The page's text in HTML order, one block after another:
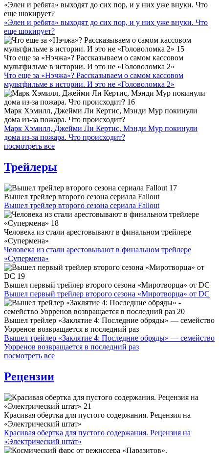
«Элен и ребята» выходят до сих пор, и у них уже внуки. Что
еще шокирует?
«Элен и ребята» выходят до сих пор, и у них уже внуки. Что
еще шокирует?
Что еще за «Нэчжа»? Рассказываем о самом кассовом
мультфильме в истории. И это не «Головоломка 2»
Что еще за «Нэчжа»? Рассказываем о самом кассовом
мультфильме в истории. И это не «Головоломка 2»
Марк Хэмилл, Джейми Ли Кертис, Мэнди Мур покинули
дома из-за пожара. Что происходит?
Марк Хэмилл, Джейми Ли Кертис, Мэнди Мур покинули
дома из-за пожара. Что происходит?
посмотреть все
Трейлеры
Вышел трейлер второго сезона сериала Fallout
Вышел трейлер второго сезона сериала Fallout
Человека из стали арестовывают в финальном трейлере
«Супермена»
Человека из стали арестовывают в финальном трейлере
«Супермена»
Вышел первый трейлер второго сезона «Миротворца» от DC
Вышел первый трейлер второго сезона «Миротворца» от DC
Вышел трейлер «Заклятие 4: Последние обряды» — семейство
Уорренов возвращается в последний раз
Вышел трейлер «Заклятие 4: Последние обряды» — семейство
Уорренов возвращается в последний раз
посмотреть все
Рецензии
Красивая обертка для пустого содержания. Рецензия на
«Электрический штат»
Красивая обертка для пустого содержания. Рецензия на
«Электрический штат»